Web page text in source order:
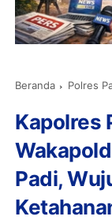
Beranda Polres
Kapolres
Padi,